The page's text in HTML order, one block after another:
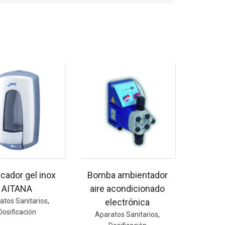
gel inox
AITANA
Sanitarios,
Bomba ambientador
aire acondicionado
electrónica
Aparatos Sanitarios,